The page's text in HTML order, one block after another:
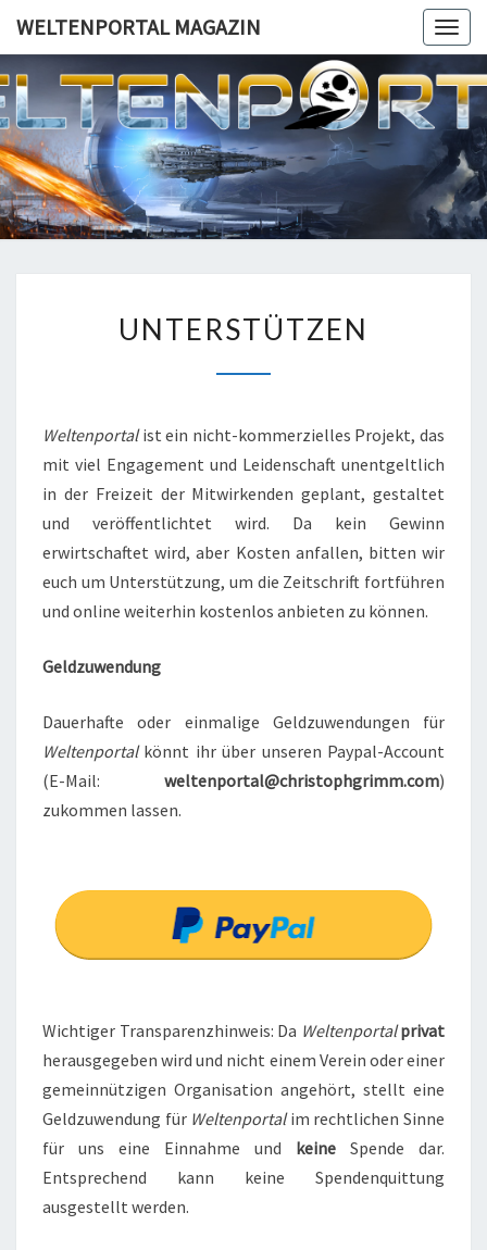
content
WELTENPORTAL MAGAZIN
UNTERSTÜTZEN
Weltenportalist ein nicht-kommerzielles Projekt, das
mit viel Engagement und Leidenschaft unentgeltlich
in der Freizeit der Mitwirkenden geplant, gestaltet
und veröffentlichtet wird. Da kein Gewinn
erwirtschaftet wird, aber Kosten anfallen, bitten wir
euch um Unterstützung, um die Zeitschrift fortführen
und online weiterhin kostenlos anbieten zu können.
Geldzuwendung
Dauerhafte oder einmalige Geldzuwendungen für
Weltenportal könnt ihr über unseren Paypal-Account
(E-Mail: weltenportal@christophgrimm.com)
zukommen lassen.
Wichtiger Transparenzhinweis: Da Weltenportalprivat
herausgegeben wird und nicht einem Verein oder einer
gemeinnützigen Organisation angehört, stellt eine
Geldzuwendung für Weltenportalim rechtlichen Sinne
für uns eine Einnahme und keine Spende dar.
Entsprechend kann keine Spendenquittung
ausgestellt werden.